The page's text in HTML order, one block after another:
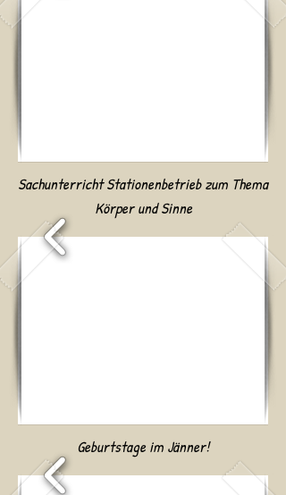
Sachunterricht Stationenbetrieb zum Thema
Körper und Sinne
Geburtstage im Jänner!